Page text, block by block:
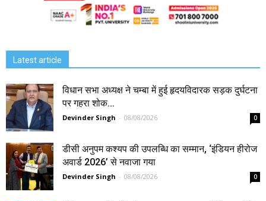
Latest article
विधान सभा अध्यक्ष ने चम्बा में हुई हृदयविदारक सड़क दुर्घटना
पर गहरा शोक...
Devinder Singh - 08/08/2026 0
डीसी अनुपम कश्यप की उपलब्धि का सम्मान, ‘इंडियन हीरोज
अवार्ड 2026’ से नवाजा गया
Devinder Singh - 08/08/2026 0